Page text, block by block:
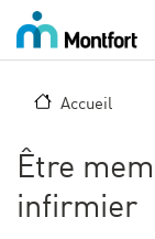
Aller au contenu
Accueil
Être
infirmier